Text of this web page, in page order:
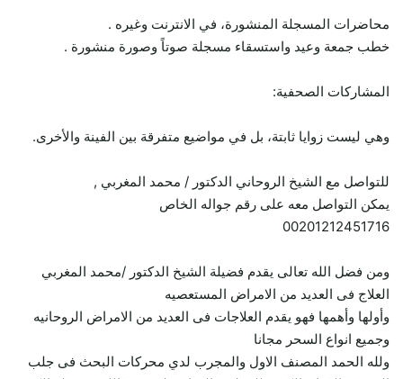
محاضرات المسجلة المنشورة، في الانترنت وغيره .
خطب جمعة وعيد واستسقاء مسجلة صوتاً وصورة منشورة .
المشاركات الصحفية:
وهي ليست زوايا ثابتة، بل في مواضيع متفرقة بين الفينة والأخرى.
للتواصل مع الشيخ الروحاني الدكتور / محمد المغربي ,
يمكن التواصل معه على رقم جواله الخاص
00201212451716
ومن فضل الله تعالى يقدم فضيلة الشيخ الدكتور /محمد المغربي
العلاج فى العديد من الامراض المستعصيه
وأولها وأهمها فهو يقدم العلاجات فى العديد من الامراض الروحانيه
وجميع انواع السحر مجانا
ولله الحمد المصنف الاول والمجرب لدي محركات البحث فى جلب